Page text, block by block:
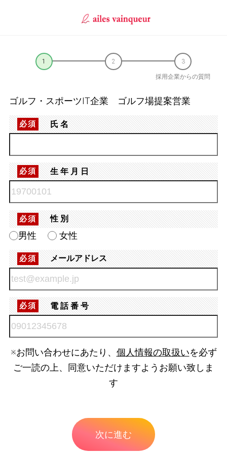
採用企業からの質問
ゴルフ・スポーツIT企業 ゴルフ場提案営業
必須 氏名
必須 生年月日
必須 性別
男性 女性
必須 メールアドレス
必須 電話番号
※お問い合わせにあたり、 個人情報の取扱いを必ず
ご一読の上、同意いただけますようお願い致しま
す